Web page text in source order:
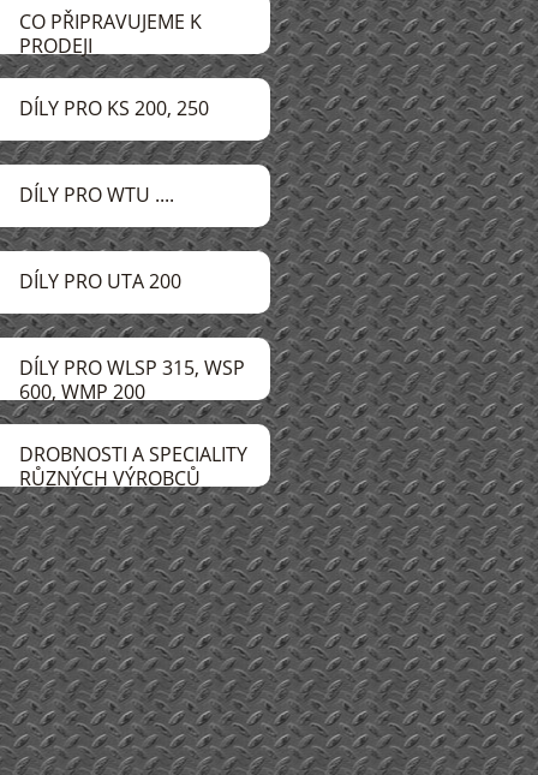
CO PŘIPRAVUJEME K
PRODEJI
DÍLY PRO KS 200, 250
DÍLY PRO WTU ....
DÍLY PRO UTA 200
DÍLY PRO WLSP 315, WSP
600, WMP 200
DROBNOSTI A SPECIALITY
RŮZNÝCH VÝROBCŮ